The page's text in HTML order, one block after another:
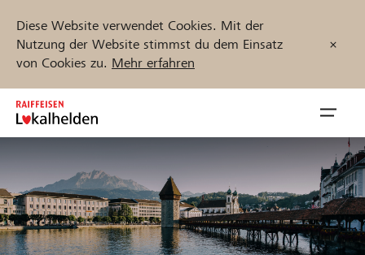
Diese Website verwendet Cookies. Mit der
Nutzung der Website stimmst du dem Einsatz
von Cookies zu. Mehr erfahren
Zum
Inhalt
springen
öffnen
Jetzt starten